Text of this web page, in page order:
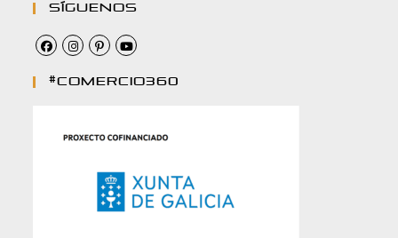
Síguenos
#comercio360